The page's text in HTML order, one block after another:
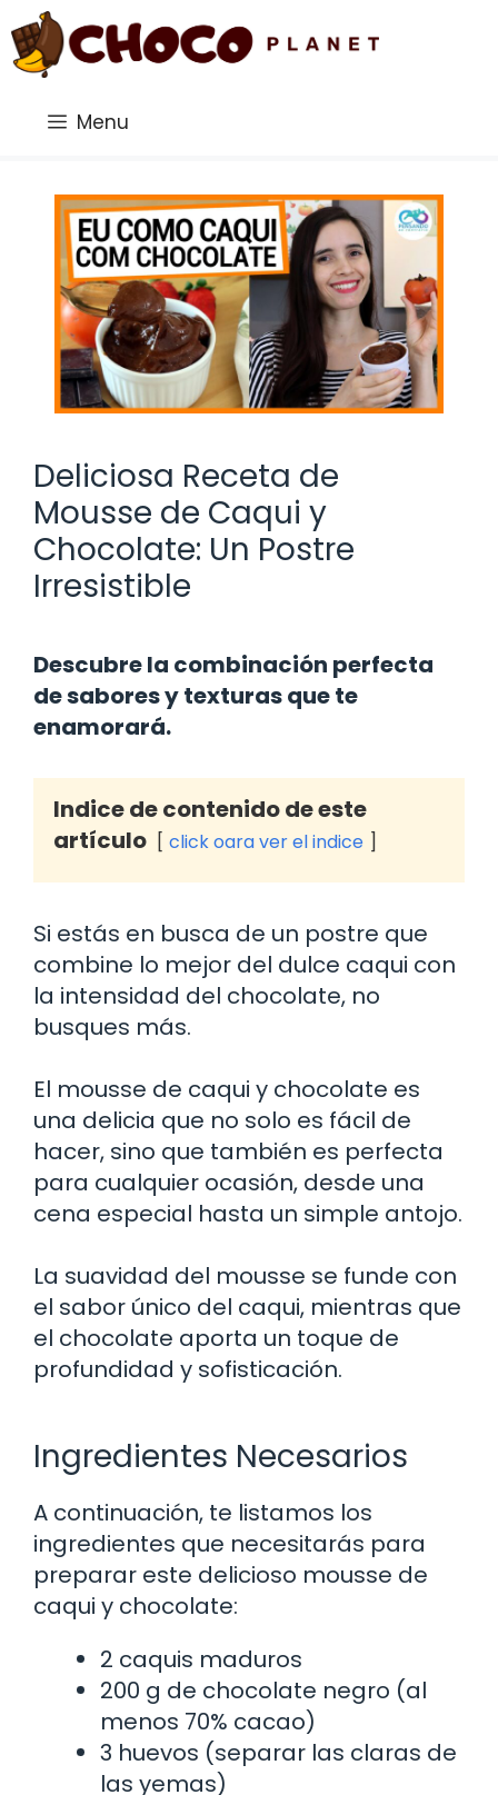
Saltar
al
contenido
Menu
Deliciosa Receta de
Mousse de Caqui y
Chocolate: Un Postre
Irresistible
Descubre la combinación perfecta
de sabores y texturas que te
enamorará.
Indice de contenido de este
artículo
click oara ver el indice
Si estás en busca de un postre que
combine lo mejor del dulce caqui con
la intensidad del chocolate, no
busques más.
El mousse de caqui y chocolate es
una delicia que no solo es fácil de
hacer, sino que también es perfecta
para cualquier ocasión, desde una
cena especial hasta un simple antojo.
La suavidad del mousse se funde con
el sabor único del caqui, mientras que
el chocolate aporta un toque de
profundidad y sofisticación.
Ingredientes Necesarios
A continuación, te listamos los
ingredientes que necesitarás para
preparar este delicioso mousse de
caqui y chocolate:
2 caquis maduros
200 g de chocolate negro (al
menos 70% cacao)
3 huevos (separar las claras de
las yemas)